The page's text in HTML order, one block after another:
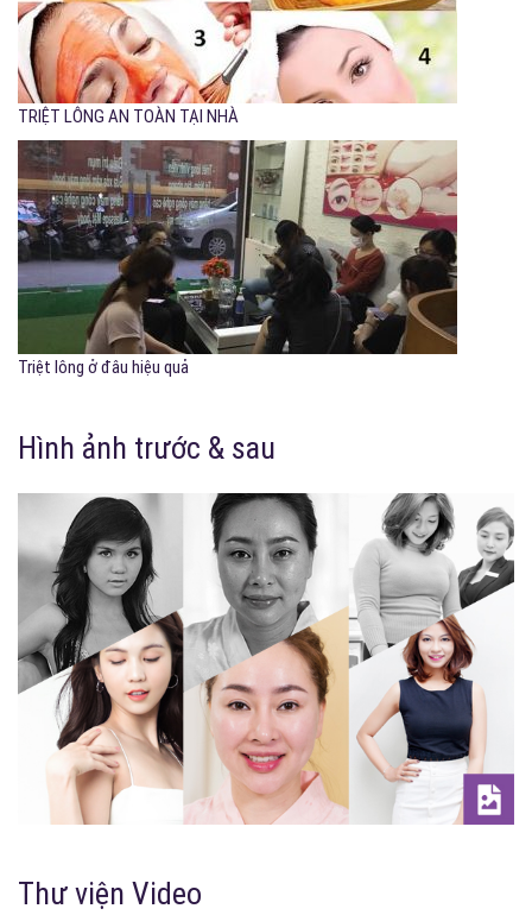
TRIỆT LÔNG AN TOÀN TẠI NHÀ
Triệt lông ở đâu hiệu quả
Hình ảnh trước & sau
Thư viện Video